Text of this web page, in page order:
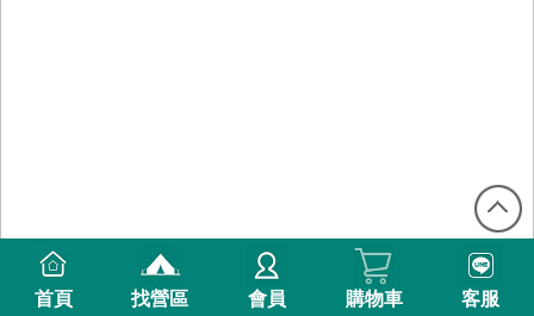
首頁 找營區 會員 購物車 客服